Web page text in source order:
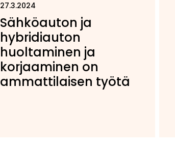
27.3.2024
Sähköauton ja
hybridiauton
huoltaminen ja
korjaaminen on
ammattilaisen työtä